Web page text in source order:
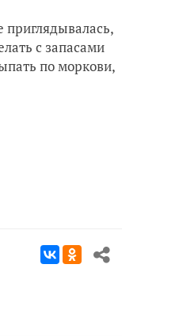
приглядывалась,
с запасами
по моркови,